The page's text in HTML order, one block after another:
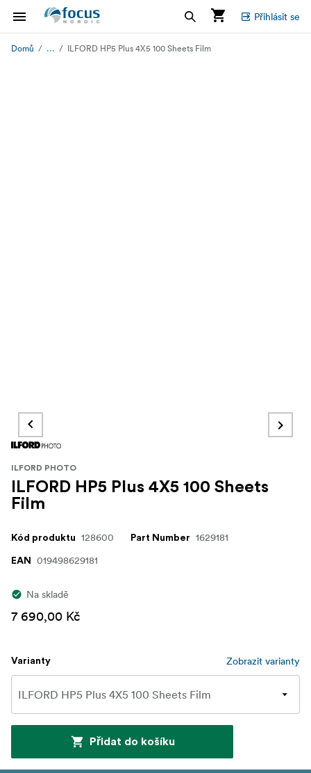
Přihlásit se
Domů ... ILFORD HP5 Plus 4X5 100 Sheets Film
ILFORD PHOTO
ILFORD HP5 Plus 4X5 100 Sheets
Film
Kód produktu 128600 Part Number 1629181
EAN 019498629181
Na skladě
7 690,00 Kč
Varianty Zobrazit varianty
Přidat do košíku